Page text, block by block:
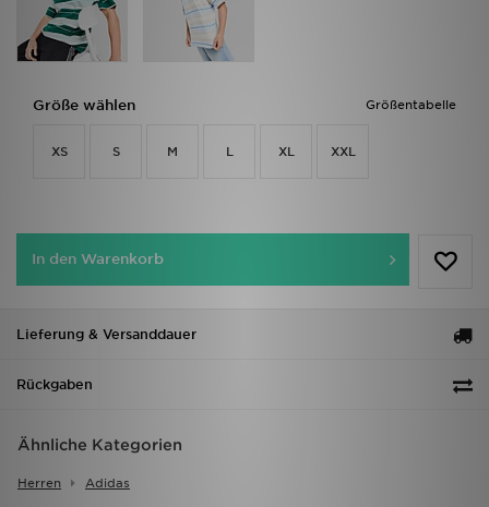
Größentabelle
Größe wählen
XS S M L XL XXL
In den Warenkorb
Lieferung & Versanddauer
Rückgaben
Ähnliche Kategorien
Herren Adidas
Trending Styles